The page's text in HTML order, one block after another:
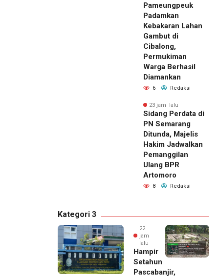
Pameungpeuk
Padamkan
Kebakaran Lahan
Gambut di
Cibalong,
Permukiman
Warga Berhasil
Diamankan
6 Redaksi
23 jam lalu
Sidang Perdata di
PN Semarang
Ditunda, Majelis
Hakim Jadwalkan
Pemanggilan
Ulang BPR
Artomoro
8 Redaksi
Kategori 3
22
jam
lalu
Hampir
Setahun
Pascabanjir,